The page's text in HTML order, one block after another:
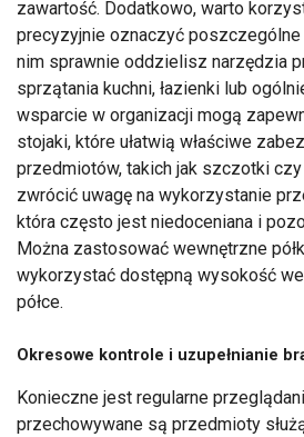
zawartość. Dodatkowo, warto
precyzyjnie oznaczyć
nim sprawnie oddzielisz narzędzia
sprzątania kuchni, łazienki lub
wsparcie w organizacji mogą
stojaki, które ułatwią właściwe
przedmiotów, takich jak szczotki
zwrócić uwagę na wykorzystanie
która często jest niedoceniana i
Można zastosować wewnętrzne
wykorzystać dostępną wysokość
półce.
Okresowe kontrole i uzupełnianie
Konieczne jest regularne
przechowywane są przedmioty